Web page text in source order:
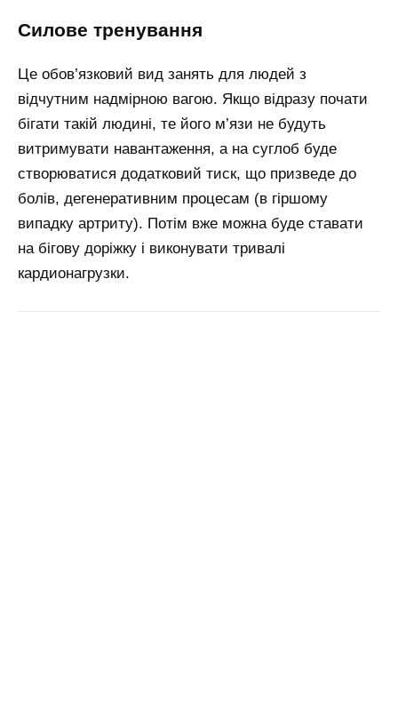
силове тренування
Це обов’язковий вид занять для людей з
відчутним надмірною вагою. Якщо відразу почати
бігати такій людині, те його м’язи не будуть
витримувати навантаження, а на суглоб буде
створюватися додатковий тиск, що призведе до
болів, дегенеративним процесам (в гіршому
випадку артриту). Потім вже можна буде ставати
на бігову доріжку і виконувати тривалі
кардионагрузки.